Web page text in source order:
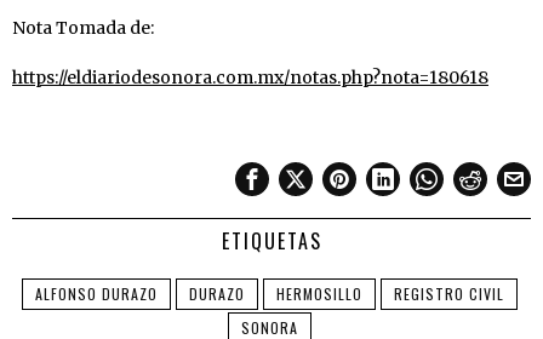
Nota Tomada de:
https://eldiariodesonora.com.mx/notas.php?nota=180618
ETIQUETAS
ALFONSO DURAZO DURAZO HERMOSILLO
REGISTRO CIVIL
SONORA